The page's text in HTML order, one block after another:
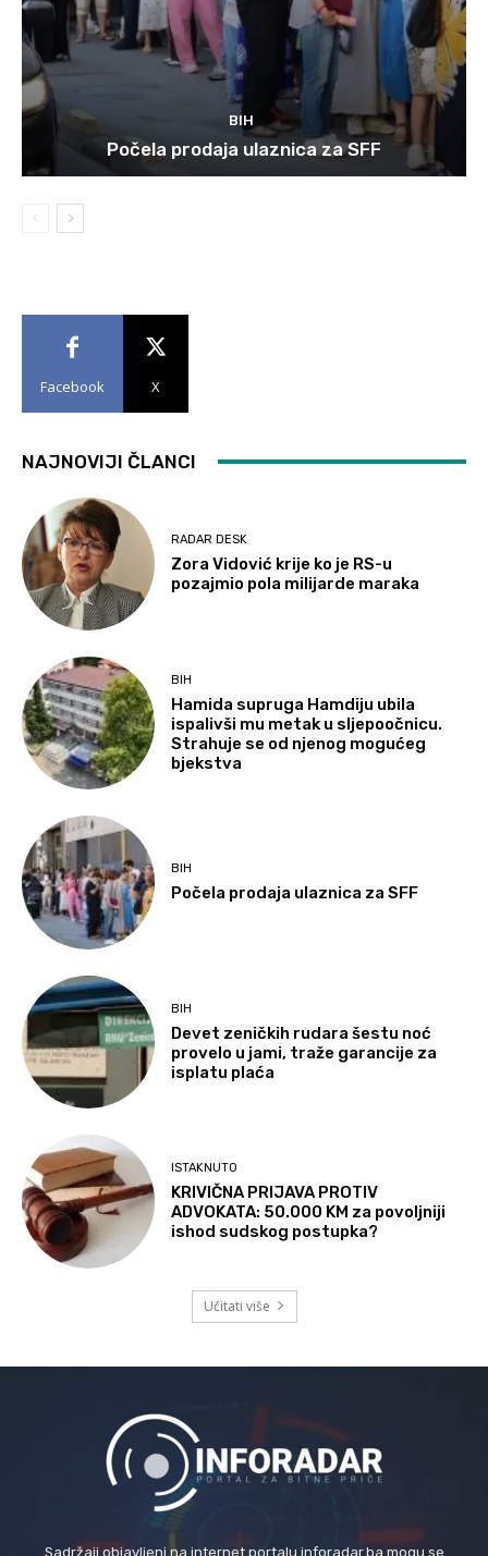
BIH
Počela prodaja ulaznica za SFF
Facebook X
NAJNOVIJI ČLANCI
RADAR DESK
Zora Vidović krije ko je RS-u
pozajmio pola milijarde maraka
BIH
Hamida supruga Hamdiju ubila
ispalivši mu metak u sljepoočnicu.
Strahuje se od njenog mogućeg
bjekstva
BIH
Počela prodaja ulaznica za SFF
BIH
Devet zeničkih rudara šestu noć
provelo u jami, traže garancije za
isplatu plaća
ISTAKNUTO
KRIVIČNA PRIJAVA PROTIV
ADVOKATA: 50.000 KM za povoljniji
ishod sudskog postupka?
Učitati više
Sadržaji objavljeni na internet portalu inforadar.ba mogu se